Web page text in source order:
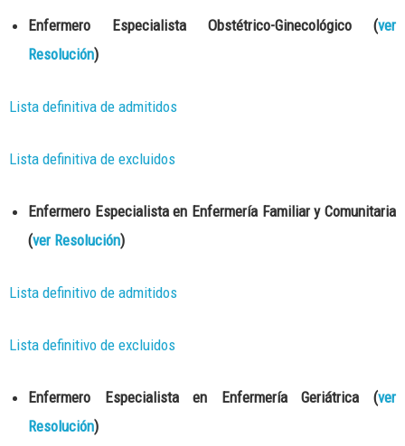
Enfermero Especialista Obstétrico-Ginecológico (ver
Resolución)
Lista definitiva de admitidos
Lista definitiva de excluidos
Enfermero Especialista en Enfermería Familiar y Comunitaria
(ver Resolución)
Lista definitivo de admitidos
Lista definitivo de excluidos
Enfermero Especialista en Enfermería Geriátrica (ver
Resolución)